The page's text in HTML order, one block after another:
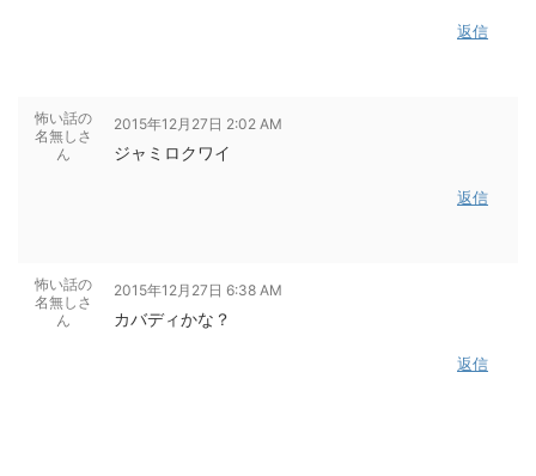
返信
怖い話の
名無しさ
ん
2015年12月27日 2:02 AM
ジャミロクワイ
返信
怖い話の
名無しさ
ん
2015年12月27日 6:38 AM
カバディかな？
返信